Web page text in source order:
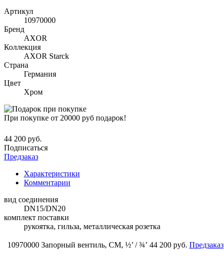
Артикул
10970000
Бренд
AXOR
Коллекция
AXOR Starck
Страна
Германия
Цвет
Хром
При покупке от 20000 руб подарок!
44 200 руб.
Подписаться
Предзаказ
Характеристики
Комментарии
вид соединения
DN15/DN20
комплект поставки
рукоятка, гильза, металлическая розетка
10970000 Запорный вентиль, СМ, ½’ / ¾’ 44 200 руб. Предзаказ